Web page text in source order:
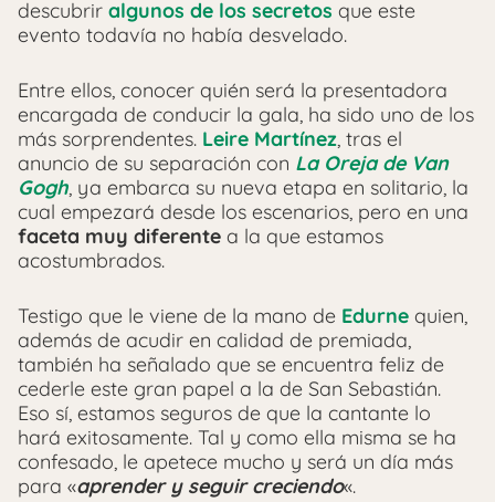
descubrir algunos de los secretos que este
evento todavía no había desvelado.
Entre ellos, conocer quién será la presentadora
encargada de conducir la gala, ha sido uno de los
más sorprendentes. Leire Martínez, tras el
anuncio de su separación con La Oreja de Van
Gogh, ya embarca su nueva etapa en solitario, la
cual empezará desde los escenarios, pero en una
faceta muy diferente a la que estamos
acostumbrados.
Testigo que le viene de la mano de Edurne quien,
además de acudir en calidad de premiada,
también ha señalado que se encuentra feliz de
cederle este gran papel a la de San Sebastián.
Eso sí, estamos seguros de que la cantante lo
hará exitosamente. Tal y como ella misma se ha
confesado, le apetece mucho y será un día más
para «aprender y seguir creciendo«.